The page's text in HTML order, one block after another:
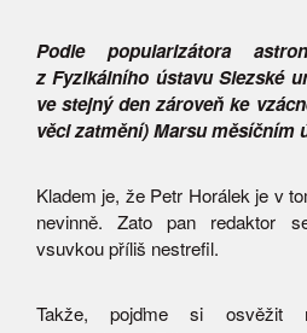
Podle popularizátora
z Fyzikálního ústavu Slezské
ve stejný den zároveň ke
věci zatmění) Marsu měsíčním
Kladem je, že Petr Horálek je v
nevinně. Zato pan redaktor
vsuvkou příliš nestrefil.
Takže, pojďme si osvěžit